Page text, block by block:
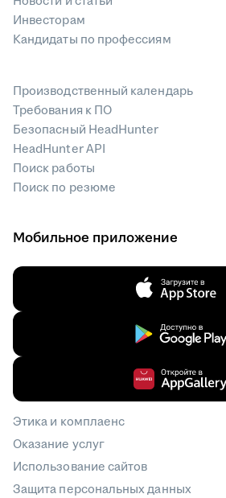
Инвесторам
Кандидаты по профессиям
Производственный календарь
Требования к ПО
Безопасный HeadHunter
HeadHunter API
Поиск работы
Поиск по резюме
Мобильное приложение
Этика и комплаенс
Оказание услуг
Использование сайтов
Защита персональных данных